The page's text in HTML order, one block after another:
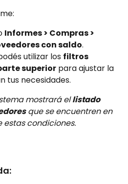
Informes > Compras >
con saldo.
utilizar los filtros
superior para ajustar la
tus necesidades.
mostrará el listado
que se encuentren en
estas condiciones.